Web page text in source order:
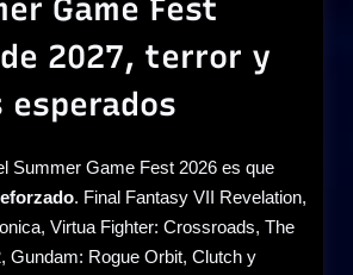
Game Fest
2027, terror y
esperados
Summer Game Fest 2026 es que
. Final Fantasy VII Revelation,
Virtua Fighter: Crossroads, The
Gundam: Rogue Orbit, Clutch y